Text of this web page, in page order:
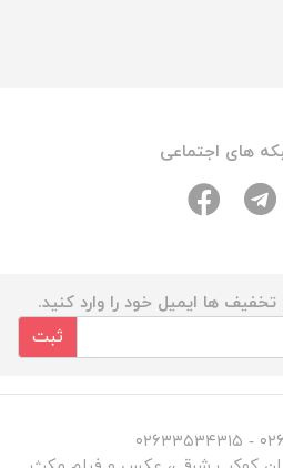
های اجتماعی
ها ایمیل خود را وارد کنید.
ثبت